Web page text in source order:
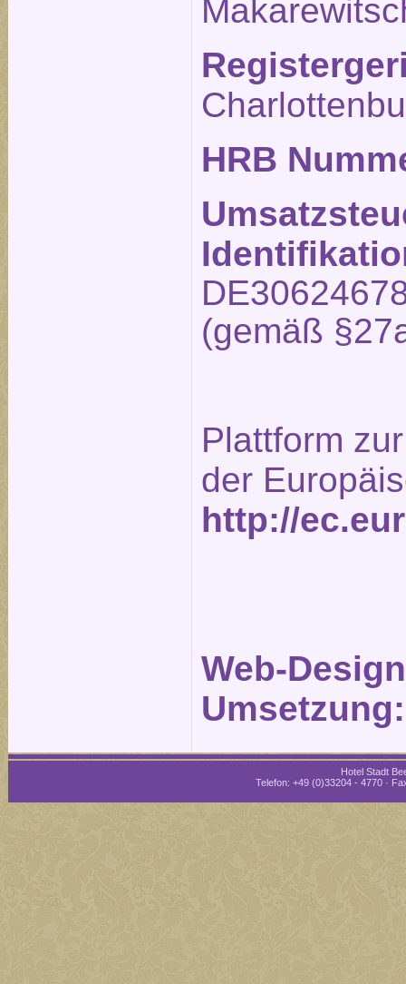
HRB
(gemäß
Plattform
der
http://
Web-
Hotel Stadt
Telefon: +49 (0)33204 - 4770 ·